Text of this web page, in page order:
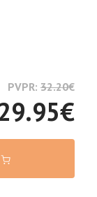
PVPR: 32.20€
€